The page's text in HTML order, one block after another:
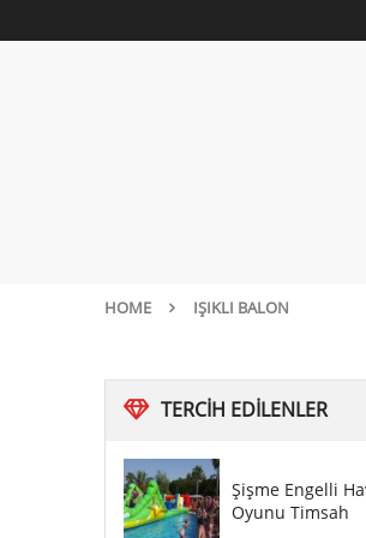
HOME IŞIKLI BALON
TERCIH EDILENLER
Şişme Engelli
Oyunu Timsah